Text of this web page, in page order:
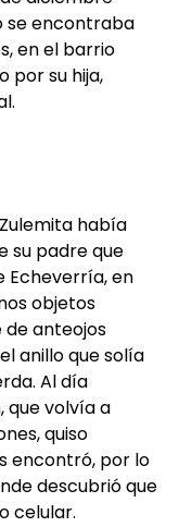
se encontraba
en el barrio
por su hija,
había
su padre que
Echeverría, en
objetos
de anteojos
anillo que solía
Al día
que volvía a
quiso
encontró, por lo
descubrió que
celular.